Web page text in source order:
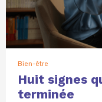
Bien-être
Huit signes
terminée